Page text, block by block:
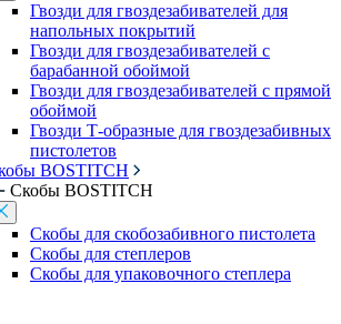
Гвозди для гвоздезабивателей для
напольных покрытий
Гвозди для гвоздезабивателей с
барабанной обоймой
Гвозди для гвоздезабивателей с прямой
обоймой
Гвозди Т-образные для гвоздезабивных
пистолетов
BOSTITCH
Скобы BOSTITCH
Скобы для скобозабивного пистолета
Скобы для степлеров
Скобы для упаковочного степлера